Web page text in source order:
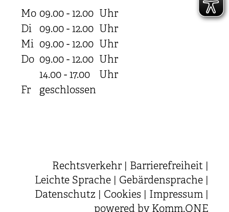
Mo 09.00 - 12.00 Uhr
Di
09.00 - 12.00 Uhr
Mi 09.00 - 12.00 Uhr
Do 09.00 - 12.00 Uhr
14.00 - 17.00
Uhr
Fr
geschlossen
Rechtsverkehr Barrierefreiheit
Leichte Sprache
Gebärdensprache
Datenschutz
Cookies Impressum
powered by Komm.ONE